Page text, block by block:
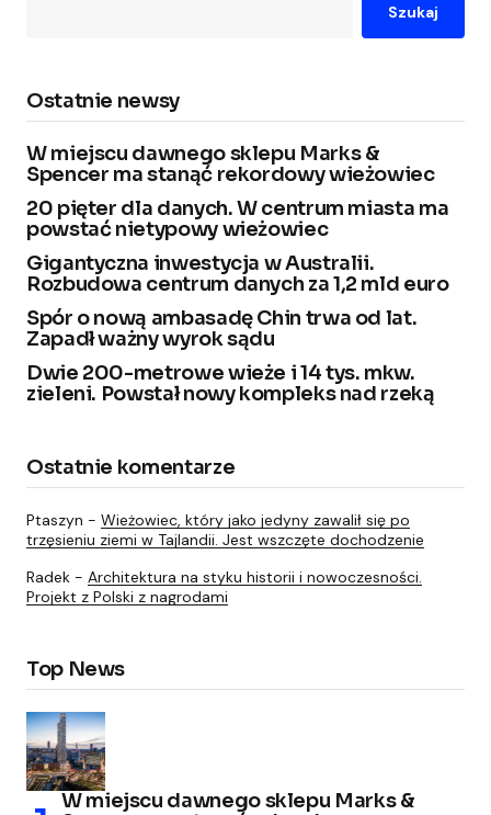
Szukaj
Ostatnie newsy
W miejscu dawnego sklepu Marks &
Spencer ma stanąć rekordowy wieżowiec
20 pięter dla danych. W centrum miasta ma
powstać nietypowy wieżowiec
Gigantyczna inwestycja w Australii.
Rozbudowa centrum danych za 1,2 mld euro
Spór o nową ambasadę Chin trwa od lat.
Zapadł ważny wyrok sądu
Dwie 200-metrowe wieże i 14 tys. mkw.
zieleni. Powstał nowy kompleks nad rzeką
Ostatnie komentarze
Ptaszyn - Wieżowiec, który jako jedyny zawalił się po
trzęsieniu ziemi w Tajlandii. Jest wszczęte dochodzenie
Radek - Architektura na styku historii i nowoczesności.
Projekt z Polski z nagrodami
Top News
W miejscu dawnego sklepu Marks &